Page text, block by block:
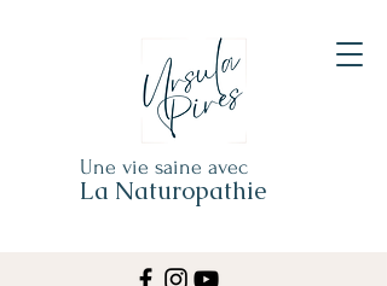
Une vie saine avec
La Naturopathie